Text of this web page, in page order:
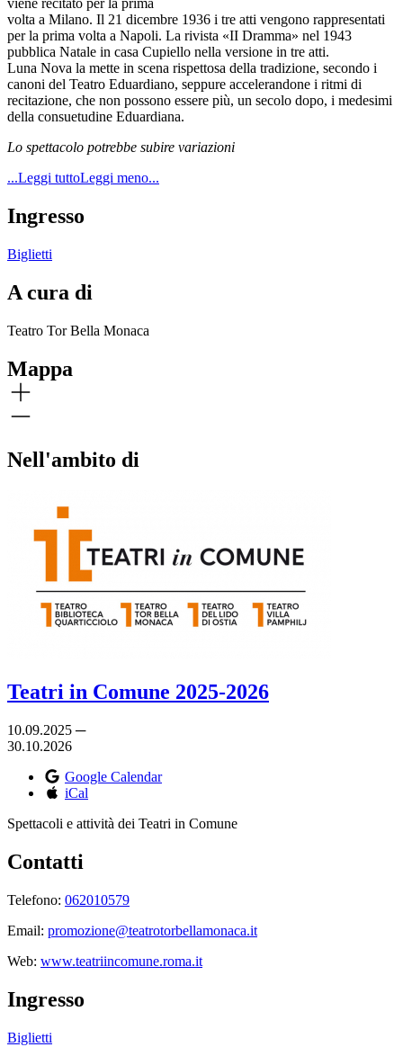
viene recitato per la prima
volta a Milano. Il 21 dicembre 1936 i tre atti vengono rappresentati
per la prima volta a Napoli. La rivista «II Dramma» nel 1943
pubblica Natale in casa Cupiello nella versione in tre atti.
Luna Nova la mette in scena rispettosa della tradizione, secondo i
canoni del Teatro Eduardiano, seppure accelerandone i ritmi di
recitazione, che non possono essere più, un secolo dopo, i medesimi
della consuetudine Eduardiana.
Lo spettacolo potrebbe subire variazioni
...Leggi tuttoLeggi meno...
Ingresso
Biglietti
A cura di
Teatro Tor Bella Monaca
Mappa
Nell'ambito di
Teatri in Comune 2025-2026
10.09.2025 ─
30.10.2026
Google Calendar
iCal
Spettacoli e attività dei Teatri in Comune
Contatti
Telefono: 062010579
Email: promozione@teatrotorbellamonaca.it
Web: www.teatriincomune.roma.it
Ingresso
Biglietti